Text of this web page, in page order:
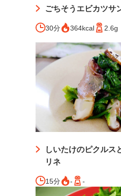
ごちそうエビカツサ
30分 364kcal 2.6g
しいたけのピクルス
リネ
15分 - -